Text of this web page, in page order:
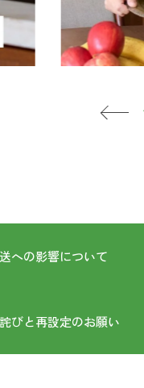
への影響について
びと再設定のお願い